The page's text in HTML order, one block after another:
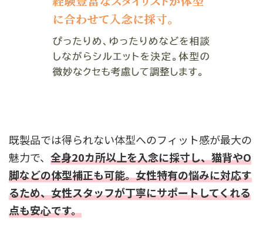
既製品では得られない体型へのフィット感が最大の
魅力で、 全身20カ所以上を入念に採寸し、猫背やO
脚などの体型補正も可能。女性特有の悩みに対応す
るため、女性スタッフが丁寧にサポートしてくれる
点も安心です。